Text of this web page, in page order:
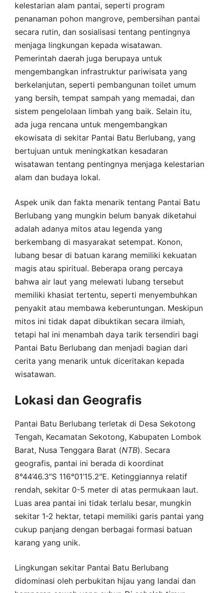
kelestarian alam pantai, seperti program
penanaman pohon mangrove, pembersihan pantai
secara rutin, dan sosialisasi tentang pentingnya
menjaga lingkungan kepada wisatawan.
Pemerintah daerah juga berupaya untuk
mengembangkan infrastruktur pariwisata yang
berkelanjutan, seperti pembangunan toilet umum
yang bersih, tempat sampah yang memadai, dan
sistem pengelolaan limbah yang baik. Selain itu,
ada juga rencana untuk mengembangkan
ekowisata di sekitar Pantai Batu Berlubang, yang
bertujuan untuk meningkatkan kesadaran
wisatawan tentang pentingnya menjaga kelestarian
alam dan budaya lokal.
Aspek unik dan fakta menarik tentang Pantai Batu
Berlubang yang mungkin belum banyak diketahui
adalah adanya mitos atau legenda yang
berkembang di masyarakat setempat. Konon,
lubang besar di batuan karang memiliki kekuatan
magis atau spiritual. Beberapa orang percaya
bahwa air laut yang melewati lubang tersebut
memiliki khasiat tertentu, seperti menyembuhkan
penyakit atau membawa keberuntungan. Meskipun
mitos ini tidak dapat dibuktikan secara ilmiah,
tetapi hal ini menambah daya tarik tersendiri bagi
Pantai Batu Berlubang dan menjadi bagian dari
cerita yang menarik untuk diceritakan kepada
wisatawan.
Lokasi dan Geografis
Pantai Batu Berlubang terletak di Desa Sekotong
Tengah, Kecamatan Sekotong, Kabupaten Lombok
Barat, Nusa Tenggara Barat (NTB). Secara
geografis, pantai ini berada di koordinat
8°44’46.3″S 116°01’15.2″E. Ketinggiannya relatif
rendah, sekitar 0-5 meter di atas permukaan laut.
Luas area pantai ini tidak terlalu besar, mungkin
sekitar 1-2 hektar, tetapi memiliki garis pantai yang
cukup panjang dengan berbagai formasi batuan
karang yang unik.
Lingkungan sekitar Pantai Batu Berlubang
didominasi oleh perbukitan hijau yang landai dan